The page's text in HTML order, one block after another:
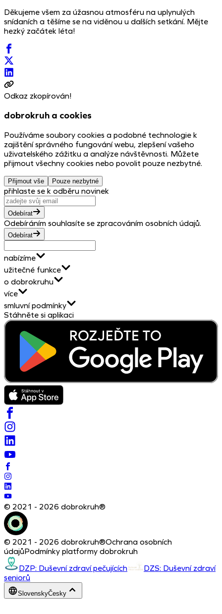
Děkujeme všem za úžasnou atmosféru na uplynulých
snídaních a těšíme se na viděnou u dalších setkání. Mějte
hezký začátek léta!
Odkaz zkopírován!
dobrokruh a cookies
Používáme soubory cookies a podobné technologie k
zajištění správného fungování webu, zlepšení vašeho
uživatelského zážitku a analýze návštěvnosti. Můžete
přijmout všechny cookies nebo povolit pouze nezbytné.
Přijmout vše Pouze nezbytné
přihlaste se k odběru novinek
Odebírat
Odebíráním souhlasíte se zpracováním osobních údajů.
Odebírat
nabízíme
užitečné funkce
o dobrokruhu
více
smluvní podmínky
Stáhněte si aplikaci
© 2021 - 2026 dobrokruh®
© 2021 - 2026 dobrokruh®Ochrana osobních
údajůPodmínky platformy dobrokruh
DZP: Duševní zdraví pečujících
DZS: Duševní zdraví
seniorů
SlovenskyČesky